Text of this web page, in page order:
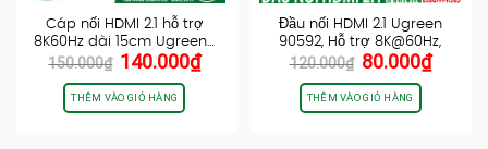
Cáp nối HDMI 2.1 hỗ trợ
8K60Hz dài 15cm Ugreen…
150.000₫ Giá
gốc
là:
150.000₫.
140.000₫Giá
THÊM VÀO GIỎ HÀNG
Đầu nối HDMI 2.1 Ugreen
90592, Hỗ trợ 8K@60Hz,
48Gbps,…
120.000₫ Giá
gốc
là:
120.000₫.
80.000₫Giá
THÊM VÀO GIỎ HÀNG